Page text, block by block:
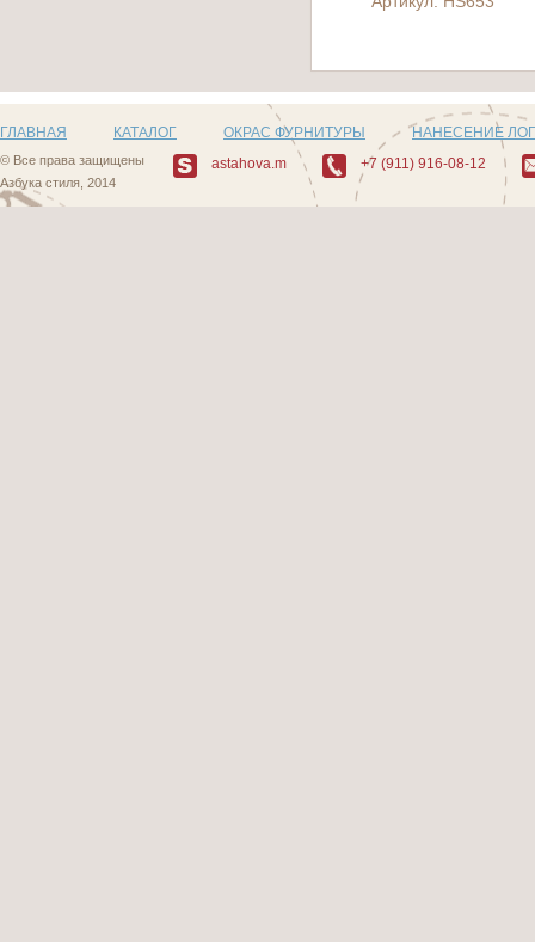
ГЛАВНАЯ КАТАЛОГ ОКРАС ФУРНИТУРЫ НАНЕСЕНИЕ
© Все права защищены
Азбука стиля, 2014
astahova.m +7 (911) 916-08-12